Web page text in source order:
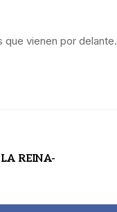
vienen por delante.